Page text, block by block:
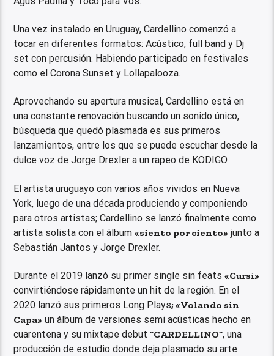
Una vez instalado en Uruguay, Cardellino comenzó a
tocar en diferentes formatos: Acústico, full band y Dj
set con percusión. Habiendo participado en festivales
como el Corona Sunset y Lollapalooza.
Aprovechando su apertura musical, Cardellino está en
una constante renovación buscando un sonido único,
búsqueda que quedó plasmada es sus primeros
lanzamientos, entre los que se puede escuchar desde la
dulce voz de Jorge Drexler a un rapeo de KODIGO.
El artista uruguayo con varios años vividos en Nueva
York, luego de una década produciendo y componiendo
para otros artistas; Cardellino se lanzó finalmente como
artista solista con el álbum«siento por ciento» junto a
Sebastián Jantos y Jorge Drexler.
Durante el 2019 lanzó su primer single sin feats«Cursi»
convirtiéndose rápidamente un hit de la región. En el
2020 lanzó sus primeros Long Plays; «Volando sin
Capa» un álbum de versiones semi acústicas hecho en
cuarentena y su mixtape debut”CARDELLINO”, una
producción de estudio donde deja plasmado su arte